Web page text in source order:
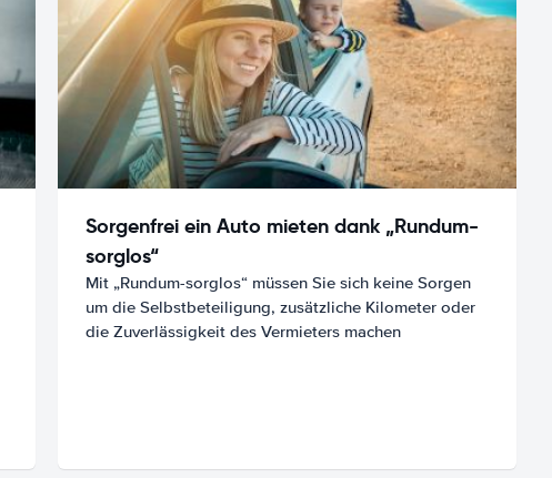
Sorgenfrei ein Auto mieten dank „Rundum-
sorglos“
Mit „Rundum-sorglos“ müssen Sie sich keine Sorgen
um die Selbstbeteiligung, zusätzliche Kilometer oder
die Zuverlässigkeit des Vermieters machen